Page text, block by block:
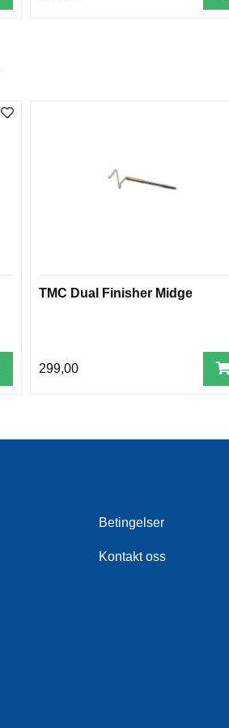
TMC Dual Finisher Midge
299,00
Betingelser
Kontakt oss